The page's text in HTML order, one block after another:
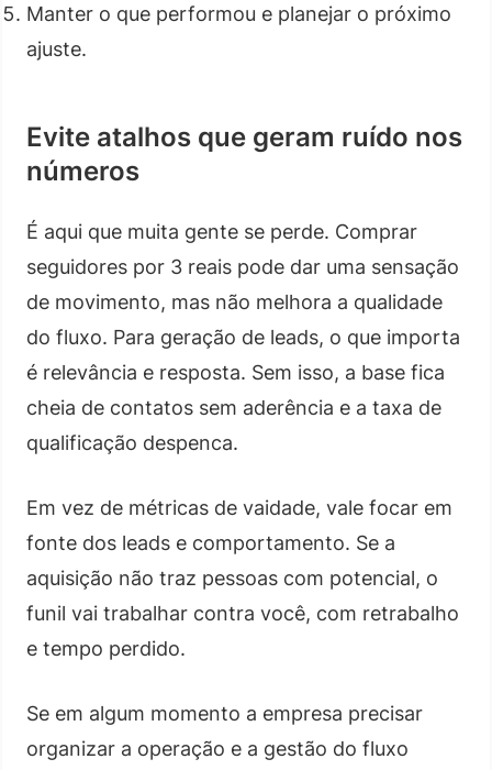
Manter o que performou e planejar o próximo
ajuste.
Evite atalhos que geram ruído nos
números
É aqui que muita gente se perde. Comprar
seguidores por 3 reais pode dar uma sensação
de movimento, mas não melhora a qualidade
do fluxo. Para geração de leads, o que importa
é relevância e resposta. Sem isso, a base fica
cheia de contatos sem aderência e a taxa de
qualificação despenca.
Em vez de métricas de vaidade, vale focar em
fonte dos leads e comportamento. Se a
aquisição não traz pessoas com potencial, o
funil vai trabalhar contra você, com retrabalho
e tempo perdido.
Se em algum momento a empresa precisar
organizar a operação e a gestão do fluxo